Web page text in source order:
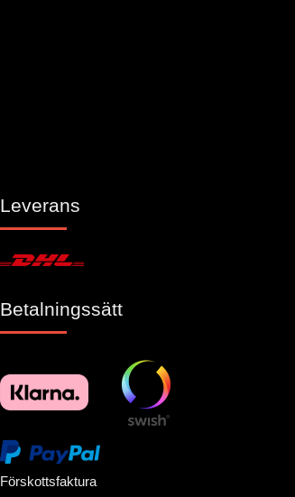
Leverans
Betalningssätt
Förskottsfaktura